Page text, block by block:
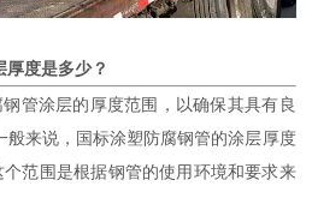
厚度是多少？
管涂层的厚度范围，以确保其具有良
般来说，国标涂塑防腐钢管的涂层厚度
范围是根据钢管的使用环境和要求来